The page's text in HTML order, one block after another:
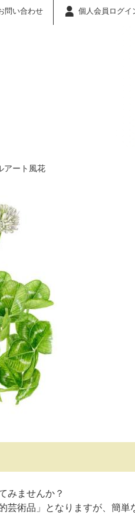
問い合わせ 個人会員ログイ
アート風花
みませんか？
芸術品」となりますが、簡